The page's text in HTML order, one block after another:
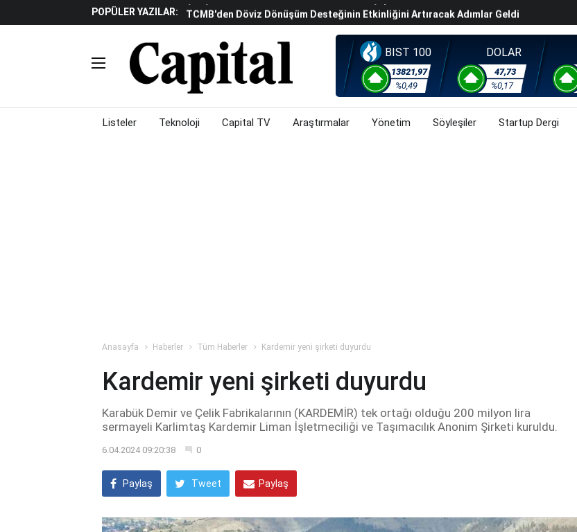
POPÜLER YAZILAR:
TCMB'den Döviz Dönüşüm Desteğinin Etkinliğini Artıracak Adımlar Geldi
Katılım Bankaları Yılın Ilk Yarısında 119,5 Milyar Liralık Sukuk Ihraç Etti
Küresel Piyasalarda Gelecek Hafta Gözler ABD'de Açıklanacak Tarım Dışı Istihdam
Verisine Çevrildi
Altınay Savunma Grubu C-Level Üst Yönetim Yapılanmasına Geçti
Çalışma Alanları Konser Sahnesine Dönüşüyor
BIST 100
13821,97
%0,49
DOLAR
47,73
%0,17
Listeler Teknoloji Capital TV Araştırmalar Yönetim Söyleşiler Startup Dergi
Anasayfa Haberler Tüm Haberler Kardemir yeni şirketi duyurdu
Kardemir yeni şirketi duyurdu
Karabük Demir ve Çelik Fabrikalarının (KARDEMİR) tek ortağı olduğu 200 milyon lira
sermayeli Karlimtaş Kardemir Liman İşletmeciliği ve Taşımacılık Anonim Şirketi kuruldu.
6.04.2024 09:20:38 0
Paylaş Tweet Paylaş